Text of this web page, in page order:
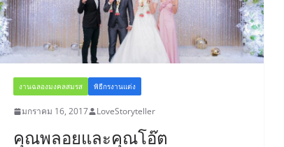
งานฉลองมงคลสมรส พิธีกรงานแต่ง
มกราคม 16, 2017 LoveStoryteller
คุณพลอยและคุณโอ๊ต